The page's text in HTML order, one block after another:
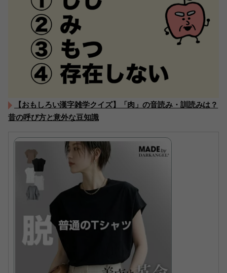
【おもしろい漢字雑学クイズ】「肉」の音読み・訓読みは？
昔の呼び方と意外な豆知識